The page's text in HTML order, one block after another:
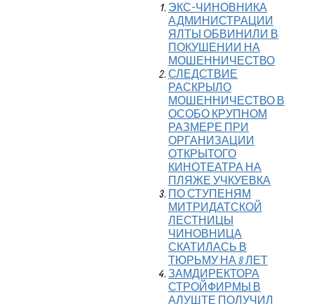
ЭКС-ЧИНОВНИКА
АДМИНИСТРАЦИИ
ЯЛТЫ ОБВИНИЛИ В
ПОКУШЕНИИ НА
МОШЕННИЧЕСТВО
СЛЕДСТВИЕ
РАСКРЫЛО
МОШЕННИЧЕСТВО В
ОСОБО КРУПНОМ
РАЗМЕРЕ ПРИ
ОРГАНИЗАЦИИ
ОТКРЫТОГО
КИНОТЕАТРА НА
ПЛЯЖЕ УЧКУЕВКА
ПО СТУПЕНЯМ
МИТРИДАТСКОЙ
ЛЕСТНИЦЫ
ЧИНОВНИЦА
СКАТИЛАСЬ В
ТЮРЬМУ НА 8 ЛЕТ
ЗАМДИРЕКТОРА
СТРОЙФИРМЫ В
АЛУШТЕ ПОЛУЧИЛ